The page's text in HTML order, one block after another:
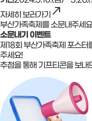
자세히 보러가기 north_east
부산가족축제를 소문내주세
소문내기 이벤트
제18회 부산가족축제 포스
주세요!
추첨을 통해 기프티콘을 보내